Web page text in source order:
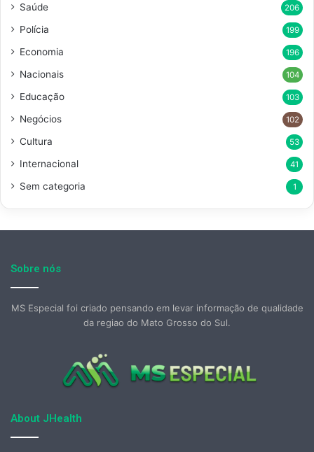
Saúde 206
Polícia 199
Economia 196
Nacionais 104
Educação 103
Negócios 102
Cultura 53
Internacional 41
Sem categoria 1
Sobre nós
MS Especial foi criado pensando em levar informação de qualidade
da regiao do Mato Grosso do Sul.
About JHealth